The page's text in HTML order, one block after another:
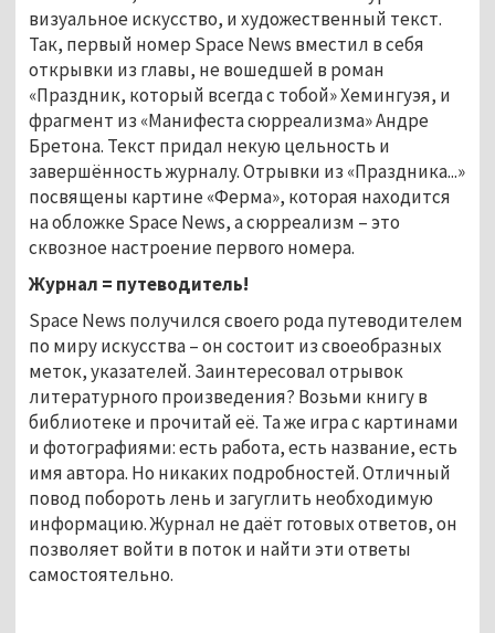
визуальное искусство, и художественный текст.
Так, первый номер Space News вместил в себя
открывки из главы, не вошедшей в роман
«Праздник, который всегда с тобой» Хемингуэя, и
фрагмент из «Манифеста сюрреализма» Андре
Бретона. Текст придал некую цельность и
завершённость журналу. Отрывки из «Праздника...»
посвящены картине «Ферма», которая находится
на обложке Space News, а сюрреализм – это
сквозное настроение первого номера.
Журнал = путеводитель!
Space News получился своего рода путеводителем
по миру искусства – он состоит из своеобразных
меток, указателей. Заинтересовал отрывок
литературного произведения? Возьми книгу в
библиотеке и прочитай её. Та же игра с картинами
и фотографиями: есть работа, есть название, есть
имя автора. Но никаких подробностей. Отличный
повод побороть лень и загуглить необходимую
информацию. Журнал не даёт готовых ответов, он
позволяет войти в поток и найти эти ответы
самостоятельно.